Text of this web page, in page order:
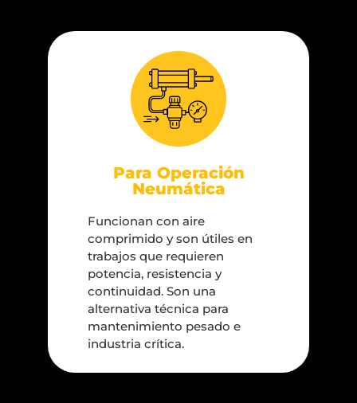
Para Operación
Neumática
Funcionan con aire
comprimido y son útiles en
trabajos que requieren
potencia, resistencia y
continuidad. Son una
alternativa técnica para
mantenimiento pesado e
industria crítica.